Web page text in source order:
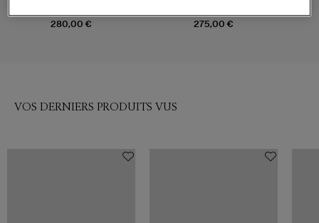
280,00 €
Noir
275,00 €
Vestiaire
VOS DERNIERS PRODUITS VUS